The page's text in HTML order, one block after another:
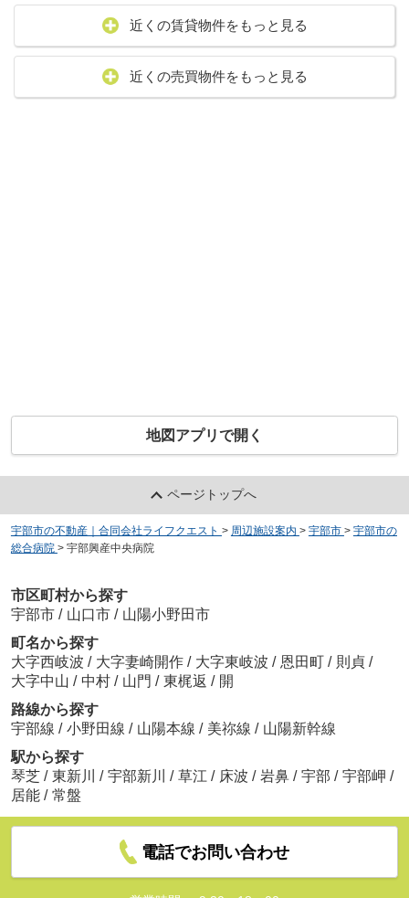
近くの賃貸物件をもっと見る
近くの売買物件をもっと見る
地図アプリで開く
ページトップへ
宇部市の不動産｜合同会社ライフクエスト > 周辺施設案内 > 宇部市 > 宇部市の
総合病院 > 宇部興産中央病院
市区町村から探す
宇部市 / 山口市 / 山陽小野田市
町名から探す
大字西岐波 / 大字妻崎開作 / 大字東岐波 / 恩田町 / 則貞 /
大字中山 / 中村 / 山門 / 東梶返 / 開
路線から探す
宇部線 / 小野田線 / 山陽本線 / 美祢線 / 山陽新幹線
駅から探す
琴芝 / 東新川 / 宇部新川 / 草江 / 床波 / 岩鼻 / 宇部 / 宇部岬 /
居能 / 常盤
電話でお問い合わせ